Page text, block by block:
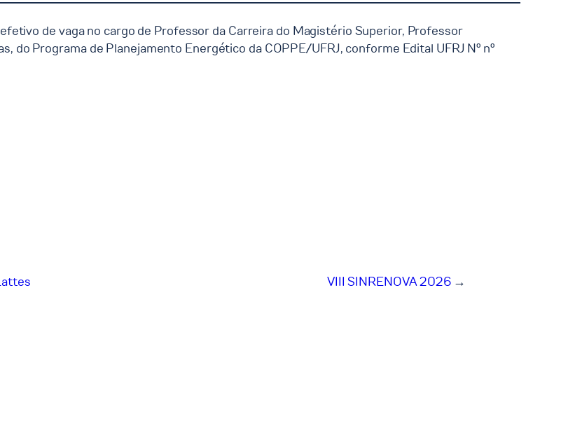
de vaga no cargo de Professor da Carreira do Magistério Superior, Professor
Programa de Planejamento Energético da COPPE/UFRJ, conforme Edital UFRJ Nº nº
VIII SINRENOVA 2026 →